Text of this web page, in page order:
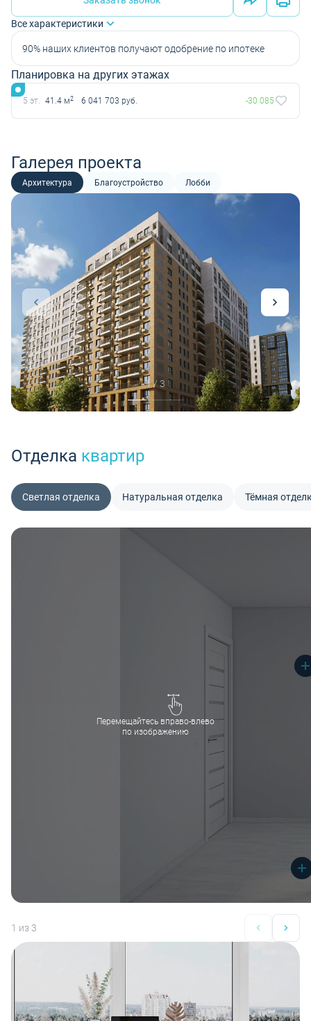
Все характеристики
90% наших клиентов получают одобрение по ипотеке
Планировка на других этажах
5 эт. 41.4 м2 6 041 703 руб. -30 085
Галерея проекта
Архитектура Благоустройство Лобби
1 / 3
Отделка квартир
Светлая отделка Натуральная отделка Тёмная
Перемещайтесь вправо-влево
по изображению
1 из 3